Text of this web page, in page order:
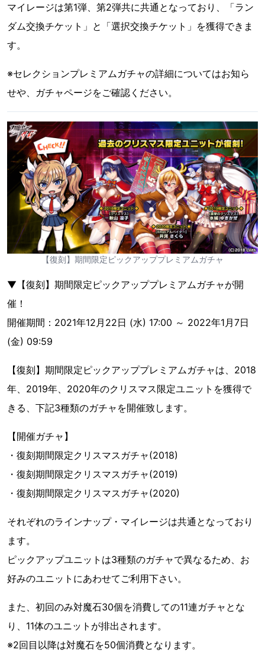
マイレージは第1弾、第2弾共に共通となっており、「ラン
ダム交換チケット」と「選択交換チケット」を獲得できま
す。
※セレクションプレミアムガチャの詳細についてはお知ら
せや、ガチャページをご確認ください。
【復刻】期間限定ピックアッププレミアムガチャ
▼【復刻】期間限定ピックアッププレミアムガチャが開
催！
開催期間：2021年12月22日 (水) 17:00 ～ 2022年1月7日
(金) 09:59
【復刻】期間限定ピックアッププレミアムガチャは、2018
年、2019年、2020年のクリスマス限定ユニットを獲得で
きる、下記3種類のガチャを開催致します。
【開催ガチャ】
・復刻期間限定クリスマスガチャ(2018)
・復刻期間限定クリスマスガチャ(2019)
・復刻期間限定クリスマスガチャ(2020)
それぞれのラインナップ・マイレージは共通となっており
ます。
ピックアップユニットは3種類のガチャで異なるため、お
好みのユニットにあわせてご利用下さい。
また、初回のみ対魔石30個を消費しての11連ガチャとな
り、11体のユニットが排出されます。
※2回目以降は対魔石を50個消費となります。